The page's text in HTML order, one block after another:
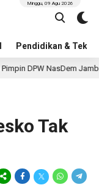
Pendidikan &
Minggu, 09 Agu 2026
NasDem Jambi: Ini
Tak